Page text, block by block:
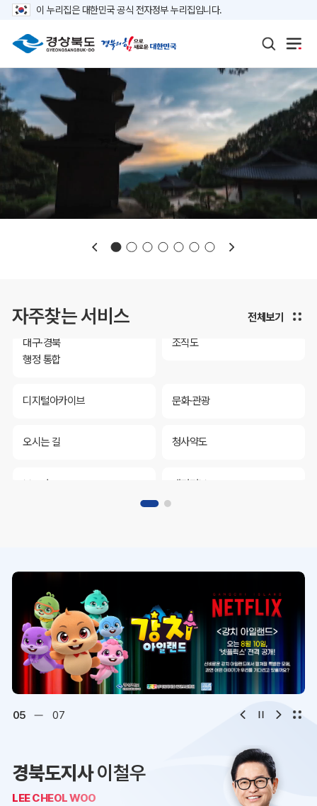
이 누리집은 대한민국 공식 전자정부 누리집입니다.
자주찾는 서비스
보도자료 재정정보
대구·경북
행정 통합
조직도
디지털아카이브 문화·관광
오시는 길 청사약도
보도자료 재정정보
대구·경북
행정 통합
조직도
디지털아카이브 문화·관광
오시는 길
K보듬 6000
전체보기
06 07
경북도지사이철우
LEE CHEOL WOO